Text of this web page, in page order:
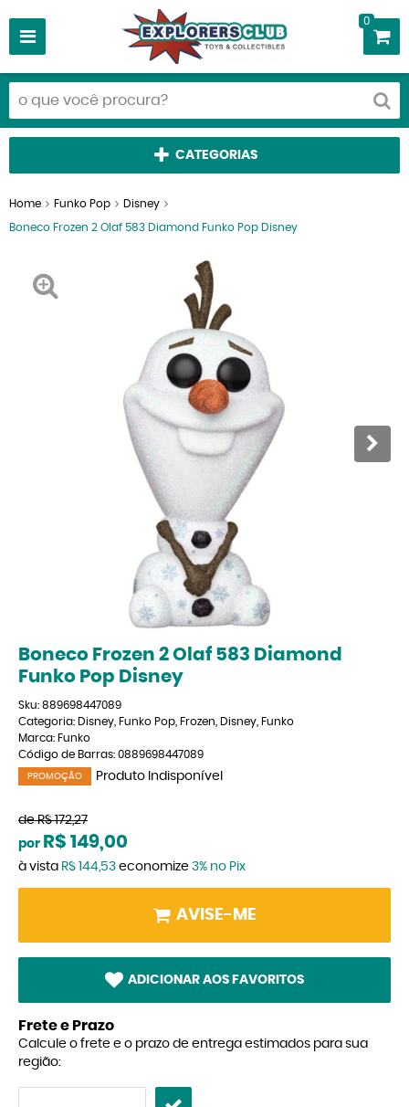
0
CATEGORIAS
Home Funko Pop Disney
Boneco Frozen 2 Olaf 583 Diamond Funko Pop Disney
Boneco Frozen 2 Olaf 583 Diamond
Funko Pop Disney
Sku: 889698447089
Categoria: Disney Funko Pop Frozen Disney Funko
Marca: Funko
Código de Barras: 0889698447089
PROMOÇÃO Produto Indisponível
de R$ 172,27
por R$ 149,00
à vista R$ 144,53 economize 3% no Pix
AVISE-ME
ADICIONAR AOS FAVORITOS
Frete e Prazo
Calcule o frete e o prazo de entrega estimados para sua
região: